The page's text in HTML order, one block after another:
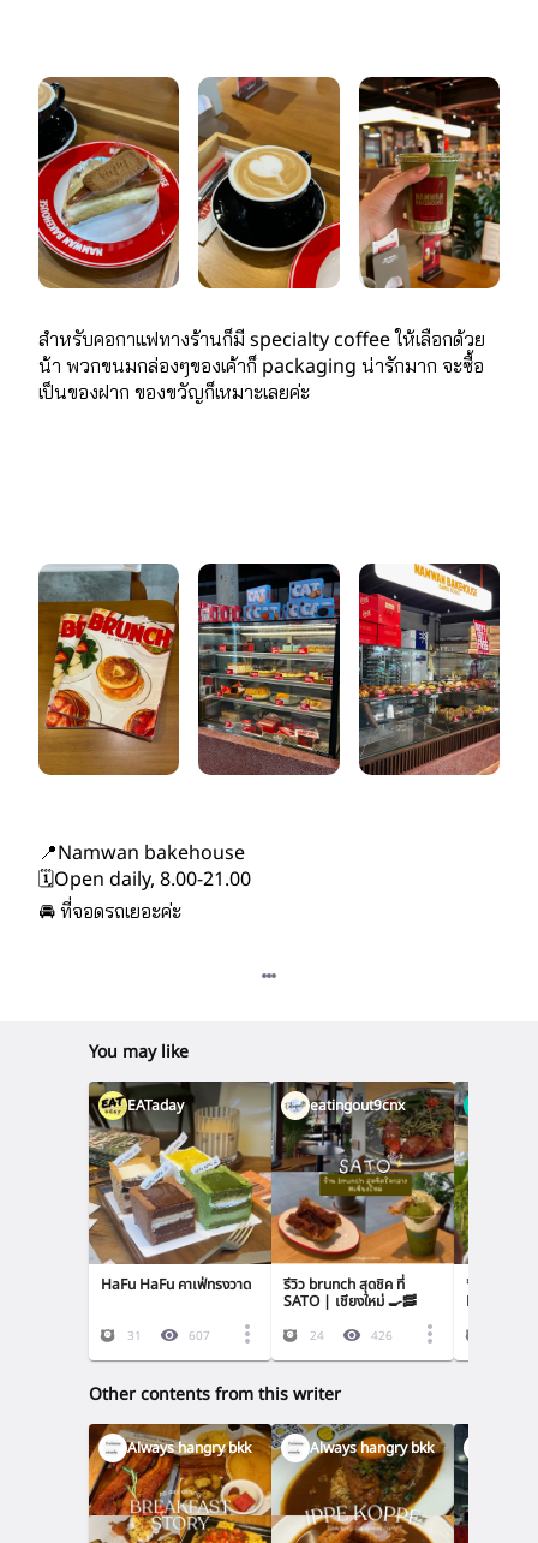
สำหรับคอกาแฟทางร้านก็มี specialty coffee ให้เลือกด้วย
น้า พวกขนมกล่องๆของเค้าก็ packaging น่ารักมาก จะซื้อ
เป็นของฝาก ของขวัญก็เหมาะเลยค่ะ
📍Namwan bakehouse
🗓️Open daily, 8.00-21.00
🚘 ที่จอดรถเยอะค่ะ
You may like
EATaday
HaFu HaFu คาเฟ่ทรงวาด
31 607
eatingout9cnx
รีวิว brunch สุดชิค ที่
SATO | เชียงใหม่ 🍳🥓
24 426
🚨 เกิดเรื่อ
Northville
อะไรขึ้น ทำ
Other contents from this writer
Always hangry bkk Always hangry bkk